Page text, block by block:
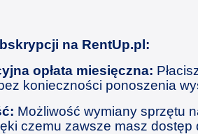
na RentUp.pl:
opłata miesięczna:
konieczności ponoszenia
Możliwość wymiany sprzętu
czemu zawsze masz